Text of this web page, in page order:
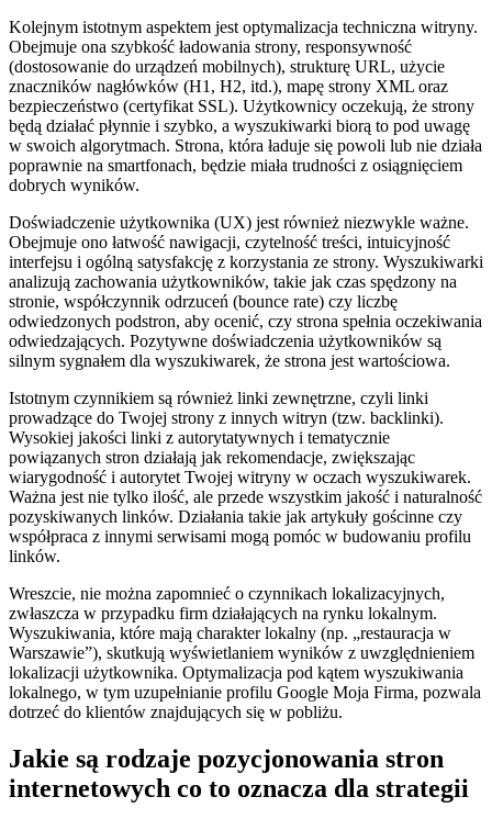
Kolejnym istotnym aspektem jest optymalizacja techniczna witryny.
Obejmuje ona szybkość ładowania strony, responsywność
(dostosowanie do urządzeń mobilnych), strukturę URL, użycie
znaczników nagłówków (H1, H2, itd.), mapę strony XML oraz
bezpieczeństwo (certyfikat SSL). Użytkownicy oczekują, że strony
będą działać płynnie i szybko, a wyszukiwarki biorą to pod uwagę
w swoich algorytmach. Strona, która ładuje się powoli lub nie działa
poprawnie na smartfonach, będzie miała trudności z osiągnięciem
dobrych wyników.
Doświadczenie użytkownika (UX) jest również niezwykle ważne.
Obejmuje ono łatwość nawigacji, czytelność treści, intuicyjność
interfejsu i ogólną satysfakcję z korzystania ze strony. Wyszukiwarki
analizują zachowania użytkowników, takie jak czas spędzony na
stronie, współczynnik odrzuceń (bounce rate) czy liczbę
odwiedzonych podstron, aby ocenić, czy strona spełnia oczekiwania
odwiedzających. Pozytywne doświadczenia użytkowników są
silnym sygnałem dla wyszukiwarek, że strona jest wartościowa.
Istotnym czynnikiem są również linki zewnętrzne, czyli linki
prowadzące do Twojej strony z innych witryn (tzw. backlinki).
Wysokiej jakości linki z autorytatywnych i tematycznie
powiązanych stron działają jak rekomendacje, zwiększając
wiarygodność i autorytet Twojej witryny w oczach wyszukiwarek.
Ważna jest nie tylko ilość, ale przede wszystkim jakość i naturalność
pozyskiwanych linków. Działania takie jak artykuły gościnne czy
współpraca z innymi serwisami mogą pomóc w budowaniu profilu
linków.
Wreszcie, nie można zapomnieć o czynnikach lokalizacyjnych,
zwłaszcza w przypadku firm działających na rynku lokalnym.
Wyszukiwania, które mają charakter lokalny (np. „restauracja w
Warszawie”), skutkują wyświetlaniem wyników z uwzględnieniem
lokalizacji użytkownika. Optymalizacja pod kątem wyszukiwania
lokalnego, w tym uzupełnianie profilu Google Moja Firma, pozwala
dotrzeć do klientów znajdujących się w pobliżu.
Jakie są rodzaje pozycjonowania stron
internetowych co to oznacza dla strategii